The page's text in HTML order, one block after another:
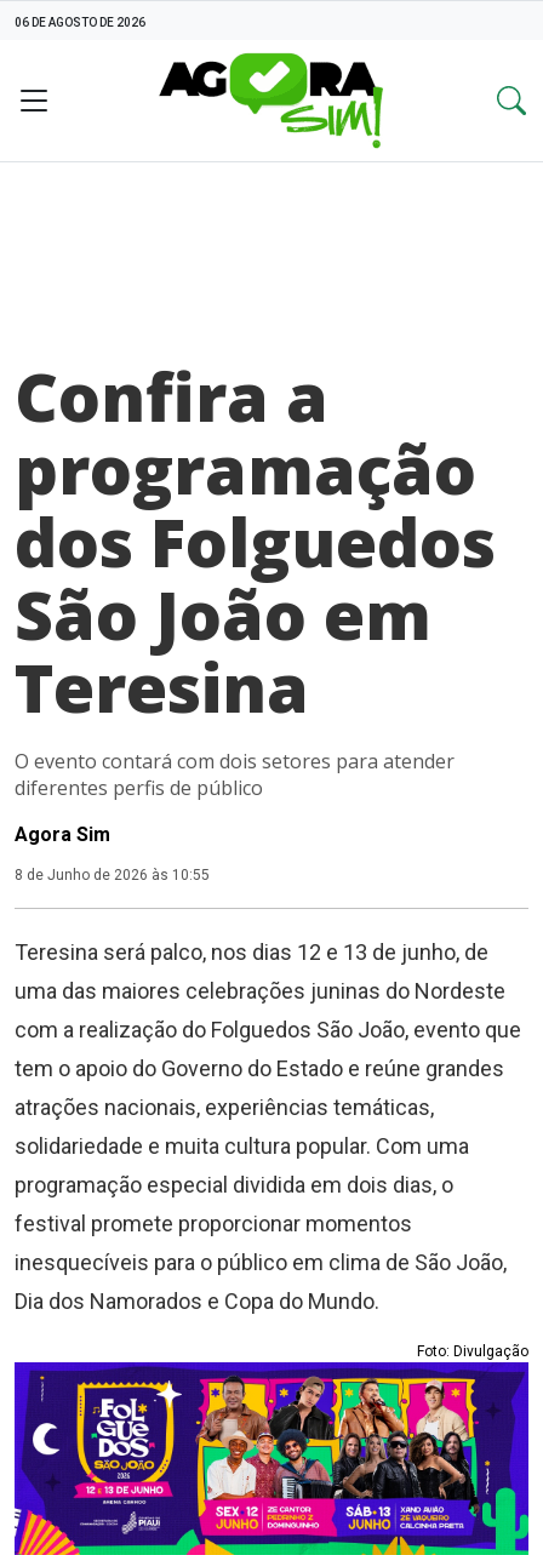
06 DE AGOSTO DE 2026
Confira a
programação
dos Folguedos
São João em
Teresina
O evento contará com dois setores para atender
diferentes perfis de público
Agora Sim
8 de Junho de 2026 às 10:55
Teresina será palco, nos dias 12 e 13 de junho, de
uma das maiores celebrações juninas do Nordeste
com a realização do Folguedos São João, evento que
tem o apoio do Governo do Estado e reúne grandes
atrações nacionais, experiências temáticas,
solidariedade e muita cultura popular. Com uma
programação especial dividida em dois dias, o
festival promete proporcionar momentos
inesquecíveis para o público em clima de São João,
Dia dos Namorados e Copa do Mundo.
Foto: Divulgação